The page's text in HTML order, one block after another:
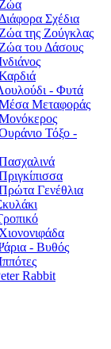
Σχέδια
της Ζούγκλας
του Δάσους
- Φυτά
Μεταφοράς
Τόξο -
Γενέθλια
- Βυθός
Rabbit